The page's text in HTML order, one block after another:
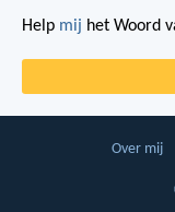
Help mij het Woord
Over mij